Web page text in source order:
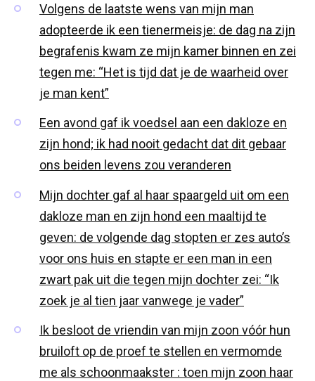
Volgens de laatste wens van mijn man
adopteerde ik een tienermeisje: de dag na zijn
begrafenis kwam ze mijn kamer binnen en zei
tegen me: “Het is tijd dat je de waarheid over
je man kent”
Een avond gaf ik voedsel aan een dakloze en
zijn hond; ik had nooit gedacht dat dit gebaar
ons beiden levens zou veranderen
Mijn dochter gaf al haar spaargeld uit om een
dakloze man en zijn hond een maaltijd te
geven: de volgende dag stopten er zes auto’s
voor ons huis en stapte er een man in een
zwart pak uit die tegen mijn dochter zei: “Ik
zoek je al tien jaar vanwege je vader”
Ik besloot de vriendin van mijn zoon vóór hun
bruiloft op de proef te stellen en vermomde
me als schoonmaakster : toen mijn zoon haar